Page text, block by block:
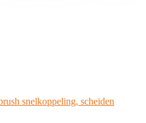
snelkoppeling, scheiden